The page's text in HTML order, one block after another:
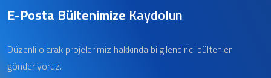
E-Posta Bültenimize Kaydolun
Düzenli olarak projelerimiz hakkında bilgilendirici bültenler
gönderiyoruz.